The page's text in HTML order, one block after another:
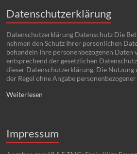
Datenschutzerklärung
Datenschutzerklärung Datenschutz Die
nehmen den Schutz Ihrer persönlichen
behandeln Ihre personenbezogenen
entsprechend der gesetzlichen
dieser Datenschutzerklärung. Die Nutzung
der Regel ohne Angabe
Weiterlesen
Impressum